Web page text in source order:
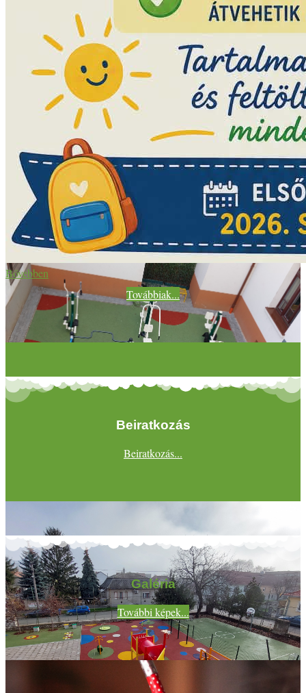
Bővebben
Továbbiak...
Beiratkozás
Beiratkozás...
Galéria
További képek...